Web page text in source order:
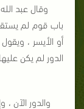
وقال عبد
باب قوم لم
أو الأيسر ،
الدور لم يكن
والدور الآن